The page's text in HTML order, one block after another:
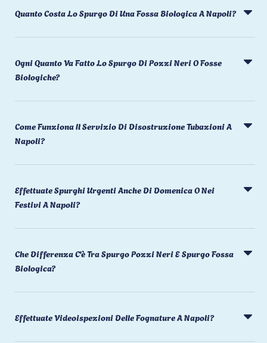
Quanto Costa Lo Spurgo Di Una Fossa Biologica A Napoli?
Ogni Quanto Va Fatto Lo Spurgo Di Pozzi Neri O Fosse
Biologiche?
Come Funziona Il Servizio Di Disostruzione Tubazioni A
Napoli?
Effettuate Spurghi Urgenti Anche Di Domenica O Nei
Festivi A Napoli?
Che Differenza C'è Tra Spurgo Pozzi Neri E Spurgo Fossa
Biologica?
Effettuate Videoispezioni Delle Fognature A Napoli?